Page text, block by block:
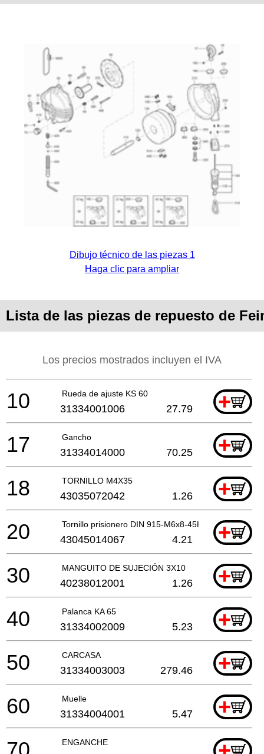
Dibujo técnico de las piezas 1
Haga clic para ampliar
Lista de las piezas de repuesto de
Los precios mostrados incluyen el IVA
Rueda de ajuste KS 60 +
10 31334001006 27.79
Gancho +
17 31334014000 70.25
TORNILLO M4X35 +
18 43035072042 1.26
Tornillo prisionero DIN 915-M6x8-45H +
20 43045014067 4.21
MANGUITO DE SUJECIÓN 3X10 +
30 40238012001 1.26
Palanca KA 65 +
40 31334002009 5.23
CARCASA +
50 31334003003 279.46
Muelle +
60 31334004001 5.47
ENGANCHE